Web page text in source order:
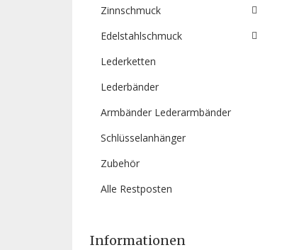
Zinnschmuck
Edelstahlschmuck
Lederketten
Lederbänder
Armbänder Lederarmbänder
Schlüsselanhänger
Zubehör
Alle Restposten
Informationen